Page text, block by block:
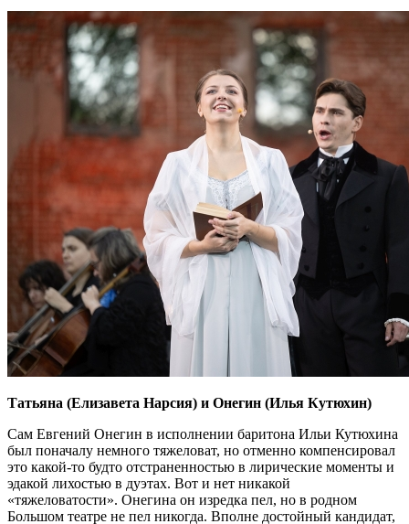
Татьяна (Елизавета Нарсия) и Онегин (Илья Кутюхин)
Сам Евгений Онегин в исполнении баритона Ильи Кутюхина
был поначалу немного тяжеловат, но отменно компенсировал
это какой-то будто отстраненностью в лирические моменты и
эдакой лихостью в дуэтах. Вот и нет никакой
«тяжеловатости». Онегина он изредка пел, но в родном
Большом театре не пел никогда. Вполне достойный кандидат,